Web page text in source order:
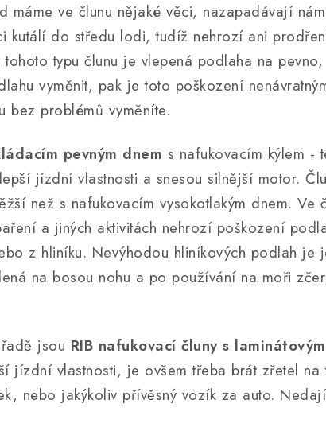
máme ve člunu nějaké věci, nazapadávají
kutálí do středu lodi, tudíž nehrozí ani
tohoto typu člunu je vlepená podlaha na
vyměnit, pak je toto poškození
bez problémů vyměníte.
pevným dnem s nafukovacím kýlem -
jízdní vlastnosti a snesou silnější motor.
než s nafukovacím vysokotlakým dnem.
a jiných aktivitách nehrozí poškození
z hliníku. Nevýhodou hliníkových podlah
na bosou nohu a po používání na moři
jsou RIB nafukovací čluny s
jízdní vlastnosti, je ovšem třeba brát zřetel
nebo jakýkoliv přívěsný vozík za auto.